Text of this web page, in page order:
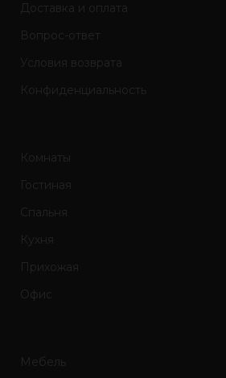
Доставка и оплата
Вопрос-ответ
Условия возврата
Конфиденциальность
Комнаты
Гостиная
Спальня
Кухня
Прихожая
Офис
Мебель